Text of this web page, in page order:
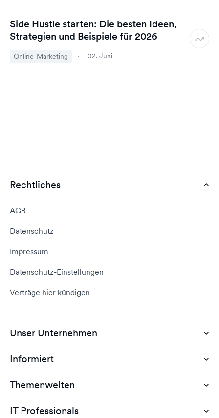
Side Hustle starten: Die besten Ideen,
Strategien und Beispiele für 2026
Online-Marketing 02. Juni
Rechtliches
AGB
Datenschutz
Impressum
Datenschutz-Einstellungen
Verträge hier kündigen
Unser Unternehmen
Über Uns
Karriere
Informiert
Hilfebereich (Kundenbereich)
dogado.blog
Themenwelten
IT Professionals
IT Professionals